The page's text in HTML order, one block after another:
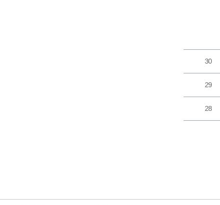
30
29
28